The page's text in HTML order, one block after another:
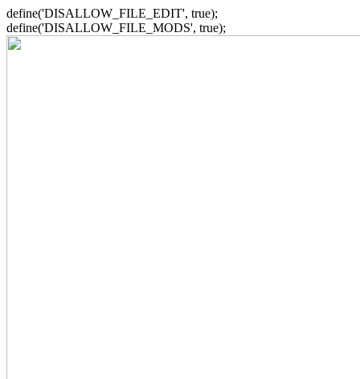
define('DISALLOW_FILE_EDIT', true);
define('DISALLOW_FILE_MODS', true);
Zum